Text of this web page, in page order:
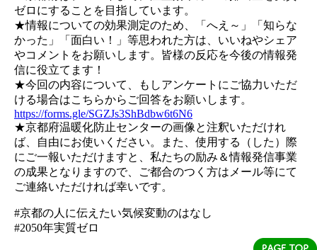
ゼロにすることを目指しています。
★情報についての効果測定のため、「へえ～」「知らな
かった」「面白い！」等思われた方は、いいねやシェア
やコメントをお願いします。皆様の反応を今後の情報発
信に役立てます！
★今回の内容について、もしアンケートにご協力いただ
ける場合はこちらからご回答をお願いします。
https://forms.gle/SGZJs3ShBdbw6t6N6
★京都府温暖化防止センターの画像と注釈いただけれ
ば、自由にお使いください。また、使用する（した）際
にご一報いただけますと、私たちの励み＆情報発信事業
の成果となりますので、ご都合のつく方はメール等にて
ご連絡いただければ幸いです。
#京都の人に伝えたい気候変動のはなし
#2050年実質ゼロ